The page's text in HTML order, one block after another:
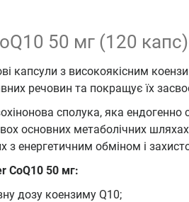
50 мг (120 капс)
капсули з високоякісним
речовин та покращує їх
сполука, яка ендогенно
основних метаболічних
з енергетичним обміном і
CoQ10 50 мг:
дозу коензиму Q10;